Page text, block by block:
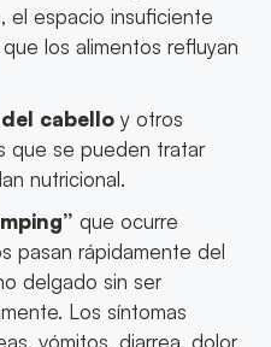
el espacio insuficiente
los alimentos refluyan
cabello y otros
que se pueden tratar
nutricional.
que ocurre
pasan rápidamente del
delgado sin ser
Los síntomas
vómitos, diarrea, dolor